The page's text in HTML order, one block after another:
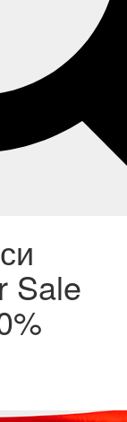
Sale